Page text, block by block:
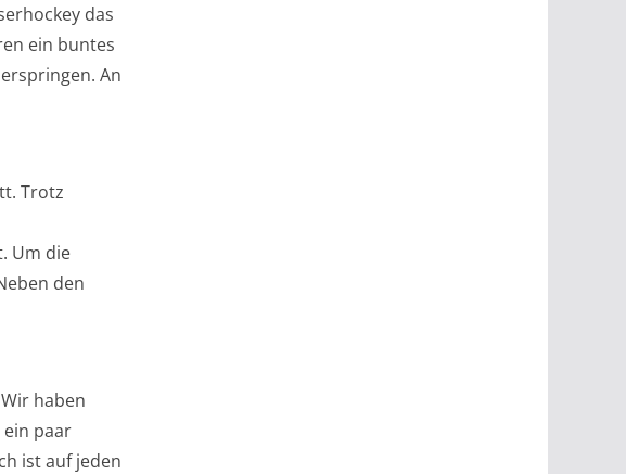
das
ein buntes
An
Trotz
Um die
den
haben
paar
ist auf jeden